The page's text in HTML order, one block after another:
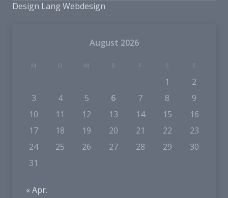
Design Lang Webdesign
August 2026
M D M D F S S
1
2
3
4 5 6 7 8
9
10
11 12 13 14 15
16
17
18 19 20 21 22
23
24
25 26 27 28 29
30
31
« Apr.